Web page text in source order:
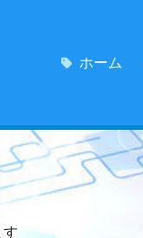
ホーム
す